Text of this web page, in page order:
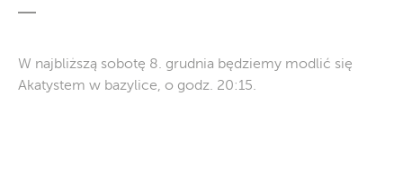
W najbliższą sobotę 8. grudnia będziemy modlić się
Akatystem w bazylice, o godz. 20:15.